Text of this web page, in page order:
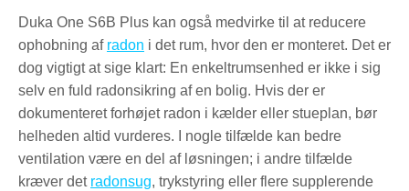
Duka One S6B Plus kan også medvirke til at reducere
ophobning af radon i det rum, hvor den er monteret. Det er
dog vigtigt at sige klart: En enkeltrumsenhed er ikke i sig
selv en fuld radonsikring af en bolig. Hvis der er
dokumenteret forhøjet radon i kælder eller stueplan, bør
helheden altid vurderes. I nogle tilfælde kan bedre
ventilation være en del af løsningen; i andre tilfælde
kræver det radonsug, trykstyring eller flere supplerende